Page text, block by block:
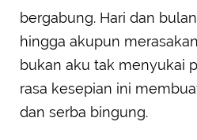
bergabung. Hari dan
hingga akupun
bukan aku tak menyukai
rasa kesepian ini
dan serba bingung.